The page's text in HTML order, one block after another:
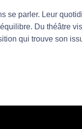
se parler. Leur
Du théâtre
qui trouve son